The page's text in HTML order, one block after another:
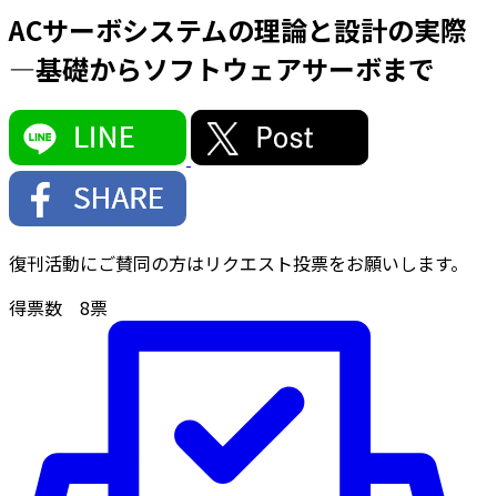
ACサーボシステムの理論と設計の実際
―基礎からソフトウェアサーボまで
復刊活動にご賛同の方はリクエスト投票をお願いします。
得票数 8票